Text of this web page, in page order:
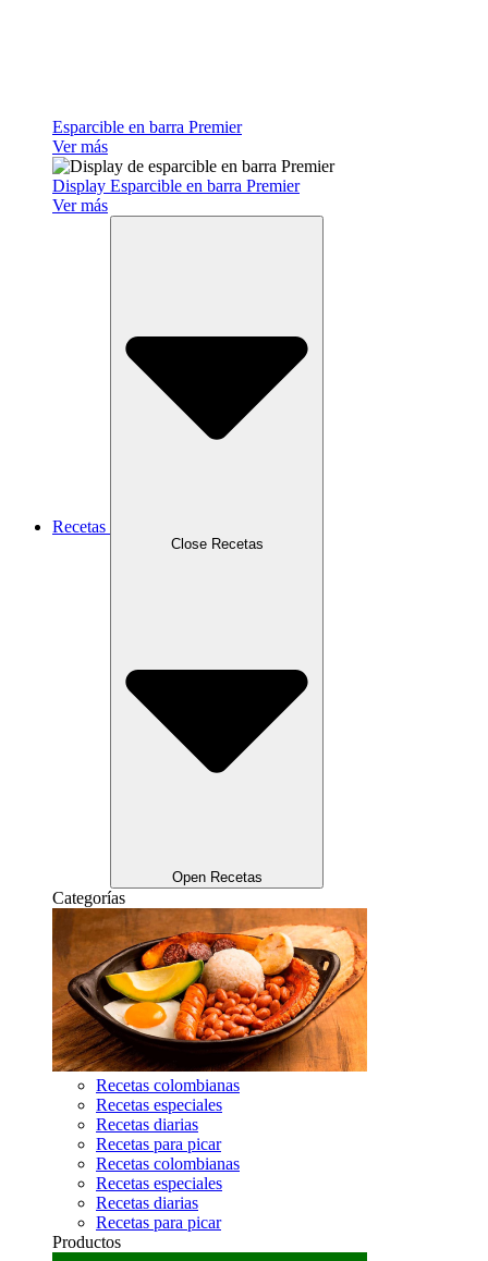
Esparcible en barra Premier
Ver más
Display Esparcible en barra Premier
Ver más
Recetas
Close Recetas
Open Recetas
Categorías
Recetas colombianas
Recetas especiales
Recetas diarias
Recetas para picar
Recetas colombianas
Recetas especiales
Recetas diarias
Recetas para picar
Productos